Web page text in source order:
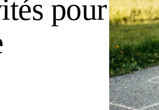
pour